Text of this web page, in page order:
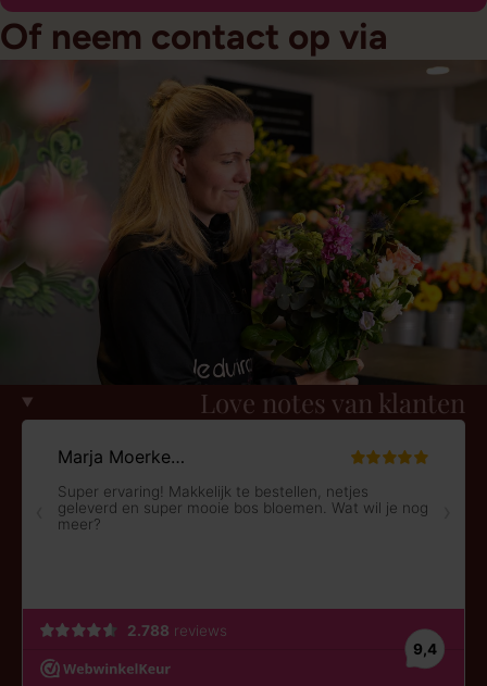
Of neem contact op via
Love notes van klanten